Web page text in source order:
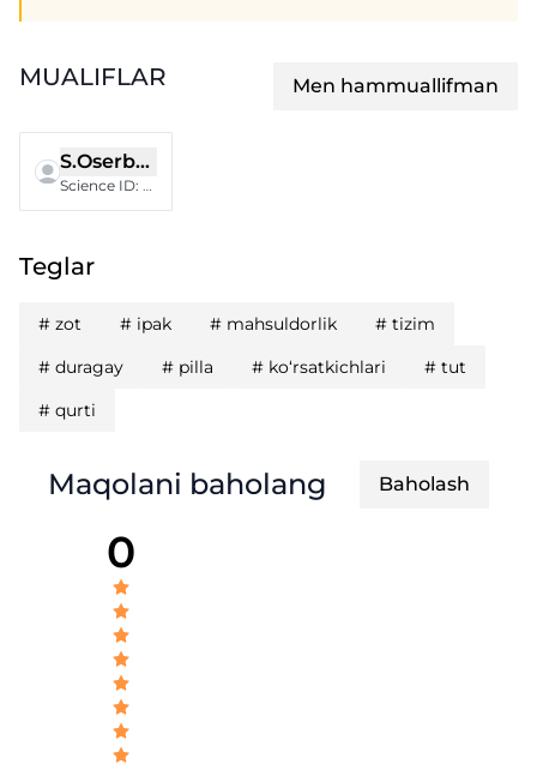
MUALIFLAR Men hammuallifman
S.Oserbayeva
Science ID: FQR-1125-0039
Teglar
# zot # ipak # mahsuldorlik # tizim
# duragay # pilla # ko‘rsatkichlari # tut
# qurti
Maqolani baholang Baholash
0